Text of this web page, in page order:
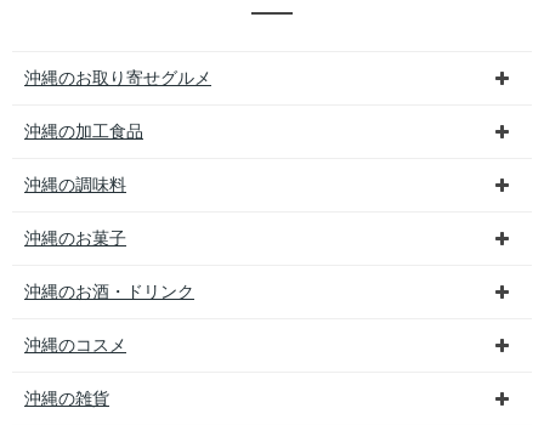
沖縄のお取り寄せグルメ
沖縄の加工食品
沖縄の調味料
沖縄のお菓子
沖縄のお酒・ドリンク
沖縄のコスメ
沖縄の雑貨